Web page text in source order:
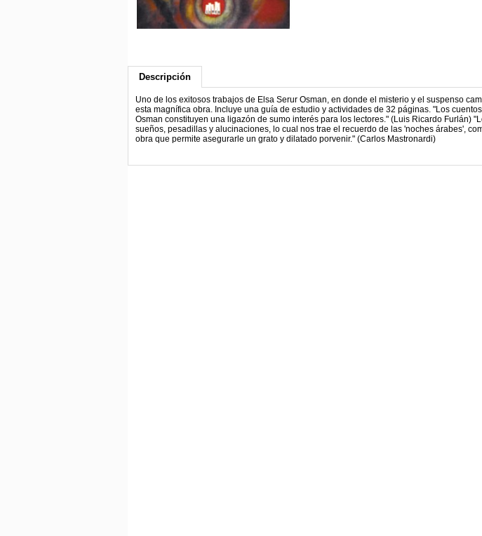
Descripción
Uno de los exitosos trabajos de Elsa Serur Osman, en donde el misterio y el suspenso
esta magnífica obra. Incluye una guía de estudio y actividades de 32 páginas. "Los
Osman constituyen una ligazón de sumo interés para los lectores." (Luis Ricardo Furlán)
sueños, pesadillas y alucinaciones, lo cual nos trae el recuerdo de las 'noches árabes',
obra que permite asegurarle un grato y dilatado porvenir." (Carlos Mastronardi)